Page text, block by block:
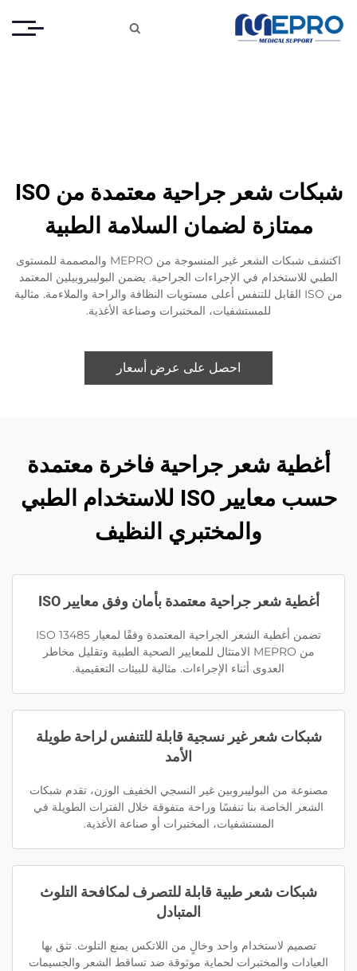

شبكات شعر جراحية معتمدة من ISO
ممتازة لضمان السلامة الطبية
اكتشف شبكات الشعر غير المنسوجة من MEPRO والمصممة للمستوى
الطبي للاستخدام في الإجراءات الجراحية. يضمن البوليبروبيلين المعتمد
من ISO القابل للتنفس أعلى مستويات النظافة والراحة والملاءمة. مثالية
للمستشفيات، المختبرات وصناعة الأغذية.
احصل على عرض أسعار
أغطية شعر جراحية فاخرة معتمدة
حسب معايير ISO للاستخدام الطبي
والمختبري النظيف
أغطية شعر جراحية معتمدة بأمان وفق معايير ISO
تضمن أغطية الشعر الجراحية المعتمدة وفقًا لمعيار ISO 13485
من MEPRO الامتثال للمعايير الصحية الطبية وتقليل مخاطر
العدوى أثناء الإجراءات. مثالية للبيئات التعقيمية.
شبكات شعر غير نسجية قابلة للتنفس لراحة طويلة
الأمد
مصنوعة من البوليبروبين غير النسجي الخفيف الوزن، تقدم شبكات
الشعر الخاصة بنا تنفسًا وراحة متفوقة خلال الفترات الطويلة في
المستشفيات، المختبرات أو صناعة الأغذية.
شبكات شعر طبية قابلة للتصرف لمكافحة التلوث
المتبادل
تصميم لاستخدام واحد وخالٍ من اللاتكس يمنع التلوث. تثق بها
العيادات والمختبرات لحماية موثوقة ضد تساقط الشعر والجسيمات